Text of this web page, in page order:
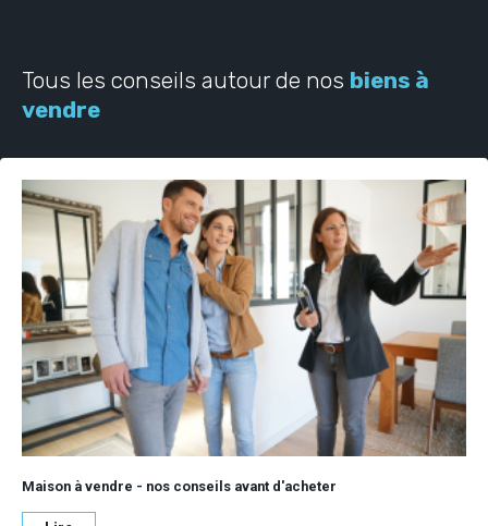
Tous les conseils autour de nos biens à
vendre
Maison à vendre - nos conseils avant d'acheter